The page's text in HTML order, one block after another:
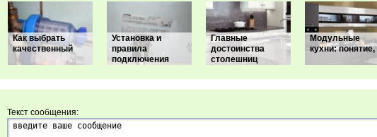
Как выбрать
качественный
Установка и
правила
подключения
Главные
достоинства
столешниц
Модульные
кухни: понятие,
Текст сообщения: